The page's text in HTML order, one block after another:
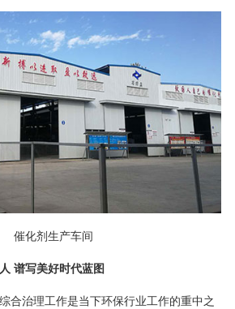
催化剂生产车间
谱写美好时代蓝图
治理工作是当下环保行业工作的重中之